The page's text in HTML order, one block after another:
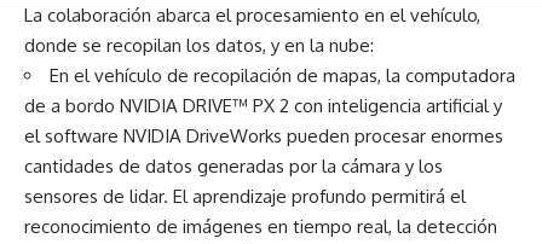
La colaboración abarca el procesamiento en el vehículo,
donde se recopilan los datos, y en la nube:
En el vehículo de recopilación de mapas, la computadora
de a bordo NVIDIA DRIVE™ PX 2 con inteligencia artificial y
el software NVIDIA DriveWorks pueden procesar enormes
cantidades de datos generadas por la cámara y los
sensores de lidar. El aprendizaje profundo permitirá el
reconocimiento de imágenes en tiempo real, la detección